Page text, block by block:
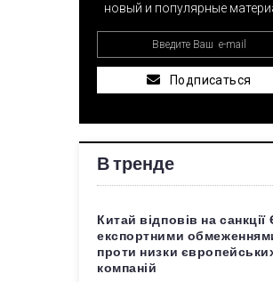
новый и популярные
Подписаться
В тренде
Китай відповів на санкції
експортними
проти низки
компаній